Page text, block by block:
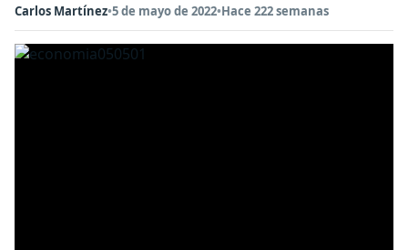
Carlos Martínez•5 de mayo de 2022•Hace 222 semanas